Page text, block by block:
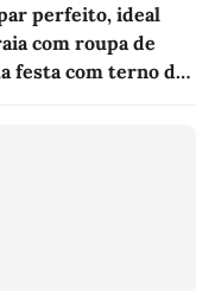
perfeito, ideal
com roupa de
festa com terno de